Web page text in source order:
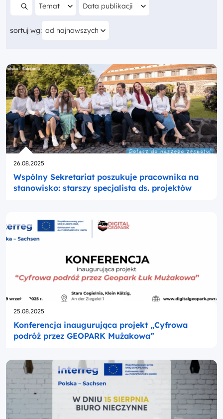
Filtruj według
Temat Filtruj według
Data publikacji
sortuj wg: Aktualnie sortujesz według
od najnowszych
Opublikowano
26.08.2025
Wspólny Sekretariat poszukuje pracownika na
stanowisko: starszy specjalista ds. projektów
Opublikowano
25.08.2025
Konferencja inaugurująca projekt „Cyfrowa
podróż przez GEOPARK Mużakowa”